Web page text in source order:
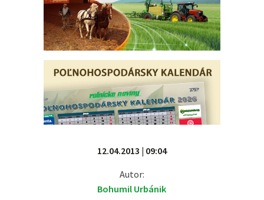
12.04.2013 | 09:04
Autor:
Bohumil Urbánik